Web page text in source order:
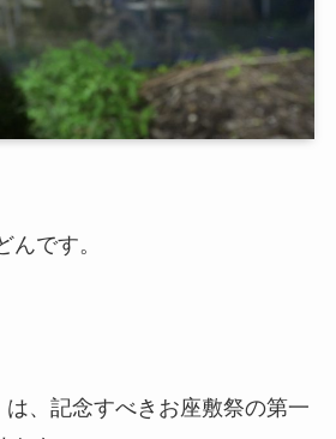
んです。
、記念すべきお座敷祭の第一